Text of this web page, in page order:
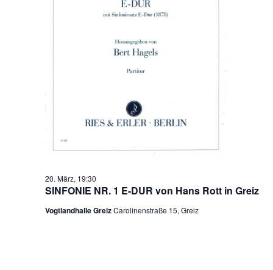
SINFONIE NR. 1 E-DUR von Hans Rott in Greiz
20. März, 19:30
Vogtlandhalle GreizCarolinenstraße 15, Greiz